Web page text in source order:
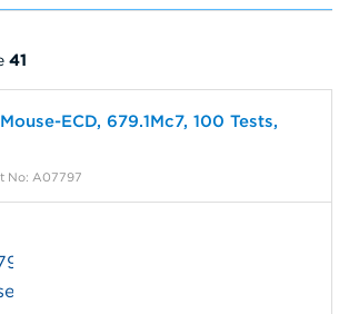
41
ECD, 679.1Mc7, 100 Tests,
No: A07797